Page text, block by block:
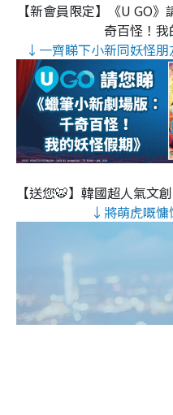
【新會員限定】《U GO
奇百怪！我
↓一齊睇下小新同妖怪
【送您🐯】韓國超人氣文
↓將萌虎嘅